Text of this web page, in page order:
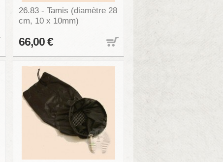
26.83 - Tamis (diamètre 28
cm, 10 x 10mm)
66,00 €